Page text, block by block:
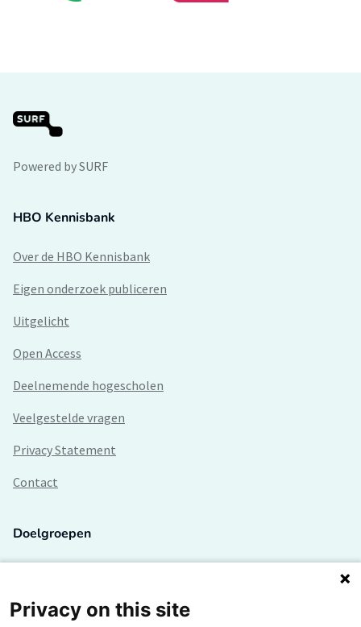
Powered by SURF
HBO Kennisbank
Over de HBO Kennisbank
Eigen onderzoek publiceren
Uitgelicht
Open Access
Deelnemende hogescholen
Veelgestelde vragen
Privacy Statement
Contact
Doelgroepen
Lectoren en onderzoekers
Privacy on this site